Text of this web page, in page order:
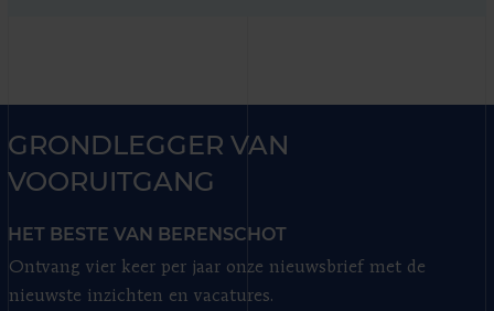
GRONDLEGGER VAN
VOORUITGANG
HET BESTE VAN BERENSCHOT
Ontvang vier keer per jaar onze nieuwsbrief met de
nieuwste inzichten en vacatures.